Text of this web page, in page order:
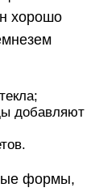
хорошо
добавляют
формы,